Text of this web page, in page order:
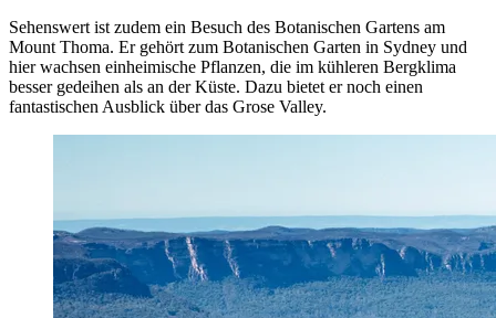
Sehenswert ist zudem ein Besuch des Botanischen Gartens am
Mount Thoma. Er gehört zum Botanischen Garten in Sydney und
hier wachsen einheimische Pflanzen, die im kühleren Bergklima
besser gedeihen als an der Küste. Dazu bietet er noch einen
fantastischen Ausblick über das Grose Valley.